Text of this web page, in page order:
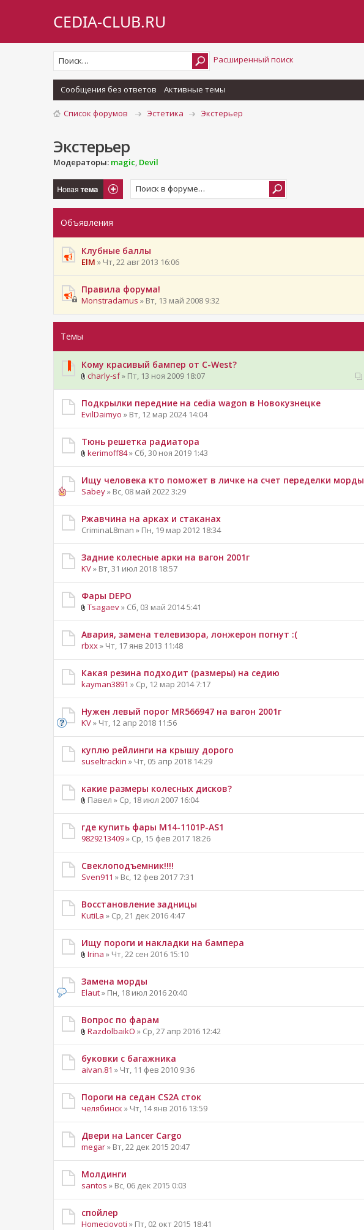
CEDIA-CLUB.RU
Расширенный поиск
Сообщения без ответов Активные темы
Список форумов Эстетика Экстерьер
Экстерьер
Модераторы: magic, Devil
Новая тема
Объявления
Клубные баллы
ElM » Чт, 22 авг 2013 16:06
Правила форума!
Monstradamus » Вт, 13 май 2008 9:32
Темы
Кому красивый бампер от C-West?
charly-sf» Пт, 13 ноя 2009 18:07
Подкрылки передние на cedia wagon в Новокузнецке
EvilDaimyo » Вт, 12 мар 2024 14:04
Тюнь решетка радиатора
kerimoff84» Сб, 30 ноя 2019 1:43
Ищу человека кто поможет в личке на счет переделки морды
Sabey» Вс, 08 май 2022 3:29
Ржавчина на арках и стаканах
CriminaL8man » Пн, 19 мар 2012 18:34
Задние колесные арки на вагон 2001г
KV» Вт, 31 июл 2018 18:57
Фары DEPO
Tsagaev» Сб, 03 май 2014 5:41
Авария, замена телевизора, лонжерон погнут :(
rbxx» Чт, 17 янв 2013 11:48
Какая резина подходит (размеры) на седию
kayman3891 » Ср, 12 мар 2014 7:17
Нужен левый порог MR566947 на вагон 2001г
KV» Чт, 12 апр 2018 11:56
куплю рейлинги на крышу дорого
suseltrackin » Чт, 05 апр 2018 14:29
какие размеры колесных дисков?
Павел » Ср, 18 июл 2007 16:04
где купить фары M14-1101P-AS1
9829213409» Ср, 15 фев 2017 18:26
Свеклоподъемник!!!!
Sven911 » Вс, 12 фев 2017 7:31
Восстановление задницы
KutiLa » Ср, 21 дек 2016 4:47
Ищу пороги и накладки на бампера
Irina » Чт, 22 сен 2016 15:10
Замена морды
Elaut» Пн, 18 июл 2016 20:40
Вопрос по фарам
RazdolbaikO » Ср, 27 апр 2016 12:42
буковки с багажника
aivan.81 » Чт, 11 фев 2010 9:36
Пороги на седан CS2A сток
челябинск » Чт, 14 янв 2016 13:59
Двери на Lancer Cargo
megar» Вт, 22 дек 2015 20:47
Молдинги
santos » Вс, 06 дек 2015 0:03
спойлер
Homeciovoti » Пт, 02 окт 2015 18:41